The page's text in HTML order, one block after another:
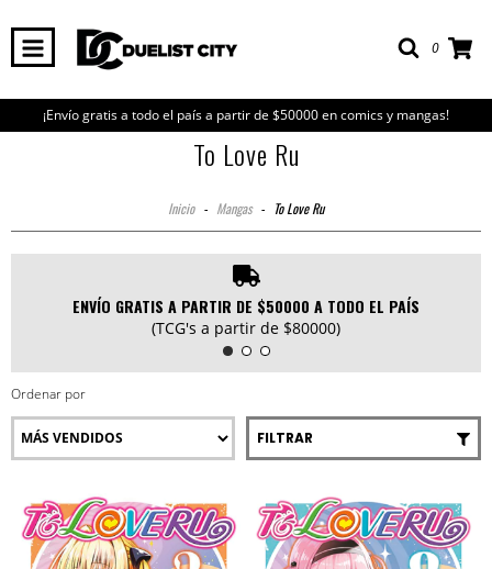
0
¡Envío gratis a todo el país a partir de $50000 en comics y mangas!
To Love Ru
Inicio - Mangas - To Love Ru
ENVÍO GRATIS A PARTIR DE $50000 A TODO EL PAÍS
(TCG's a partir de $80000)
Ordenar por
FILTRAR